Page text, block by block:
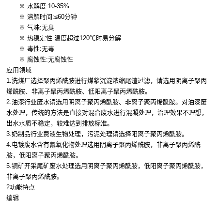
※ 水解度:10-35%
※ 溶解时间:≤60分钟
※ 气味:无臭
※ 热稳定性:温度超过120℃时易分解
※ 毒性:无毒
※ 腐蚀性:无腐蚀性
应用领域
1.洗煤厂选择聚丙烯酰胺进行煤浆沉淀浓缩尾渣过滤，请选用阴离子聚丙
烯酰胺、非离子聚丙烯酰胺、低阳离子聚丙烯酰胺。
2.油漆行业废水请选用阴离子聚丙烯酰胺、非离子聚丙烯酰胺。对油漆废
水处理，传统的方法是直接对混合废水进行混凝处理，治理效果不理想，
出水水质不稳定，较难达到排放标准。
3.奶制品行业费液生物处理，污泥处理请选择阳离子聚丙烯酰胺。
4.电镀废水含有氰氧化物处理选用阴离子聚丙烯酰胺，非离子聚丙烯酰
胺，低阳离子聚丙烯酰胺。
5.铜矿开采尾矿废水处理选用阴离子聚丙烯酰胺，低阳离子聚丙烯酰胺，
非离子聚丙烯酰胺。
2功能特点
编辑